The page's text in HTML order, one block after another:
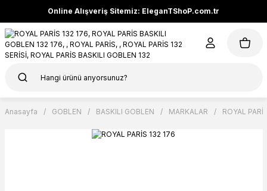
Online Alışveriş Sitemiz: EleganTShoP.com.tr
Anasayfa GOBLEN BASKILI GOBLEN MARKALAR ROYAL